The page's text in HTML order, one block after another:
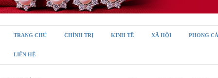
TRANG CHỦ CHÍNH TRỊ KINH TẾ XÃ HỘI PHONG
LIÊN HỆ